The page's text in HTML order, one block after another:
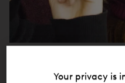
Your privacy is